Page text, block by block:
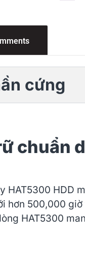
cứng
chuẩn
HAT5300 HDD
hơn 500,000
HAT5300